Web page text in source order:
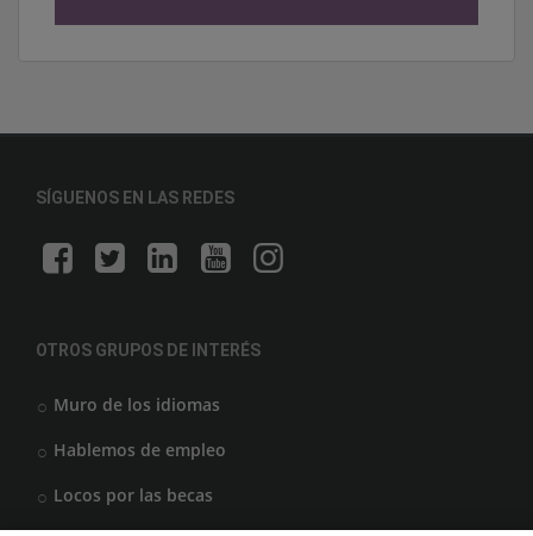
SÍGUENOS EN LAS REDES
OTROS GRUPOS DE INTERÉS
Muro de los idiomas
Hablemos de empleo
Locos por las becas